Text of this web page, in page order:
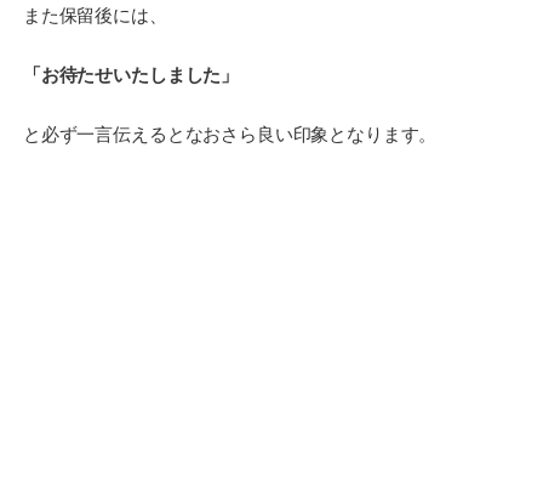
また保留後には、
「お待たせいたしました」
と必ず一言伝えるとなおさら良い印象となります。